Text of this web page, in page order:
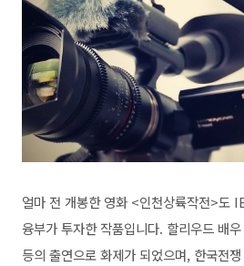
얼마 전 개봉한 영화 <인천상륙작전>도
융부가 투자한 작품입니다. 할리우드 배
등의 출연으로 화제가 되었으며, 한국전